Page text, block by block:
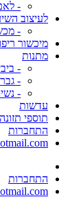
-
לעיצוב
-
מיכשור
מתנות
-
-
-
עדשות
תוספי תזונה
התחברות
התחברות